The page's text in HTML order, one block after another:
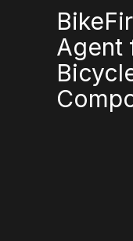
Agent